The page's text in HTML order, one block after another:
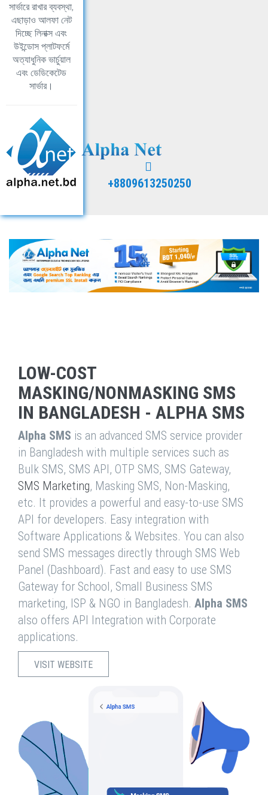
সার্ভারে রাখার ব্যবস্থা,
এছাড়াও আলফা নেট
দিচ্ছে লিনাক্স এবং
উইন্ডোস প্লাটফর্মে
অত্যাধুনিক ভার্চুয়াল
এবং ডেডিকেটেড
সার্ভার।
+8809613250250
LOW-COST
MASKING/NONMASKING SMS
IN BANGLADESH - ALPHA SMS
Alpha SMS is an advanced SMS service provider
in Bangladesh with multiple services such as
Bulk SMS, SMS API, OTP SMS, SMS Gateway,
SMS Marketing, Masking SMS, Non-Masking,
etc. It provides a powerful and easy-to-use SMS
API for developers. Easy integration with
Software Applications & Websites. You can also
send SMS messages directly through SMS Web
Panel (Dashboard). Fast and easy to use SMS
Gateway for School, Small Business SMS
marketing, ISP & NGO in Bangladesh. Alpha SMS
also offers API Integration with Corporate
applications.
VISIT WEBSITE